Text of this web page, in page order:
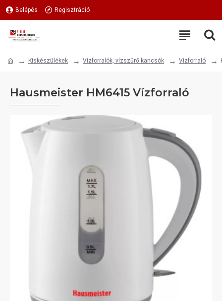
Belépés Regisztráció
Kiskészülékek Vízforralók, vízszűrő kancsók Vízforraló
Hausmeister HM6415 Vízforraló